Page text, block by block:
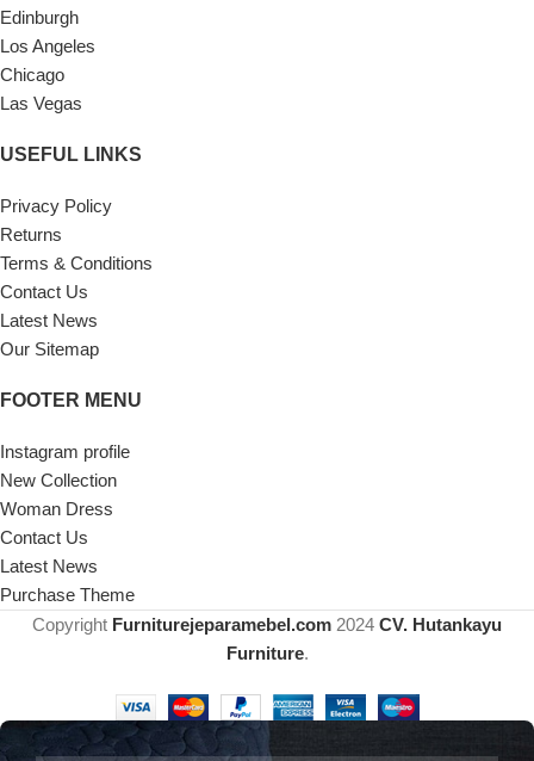
Edinburgh
Los Angeles
Chicago
Las Vegas
USEFUL LINKS
Privacy Policy
Returns
Terms & Conditions
Contact Us
Latest News
Our Sitemap
FOOTER MENU
Instagram profile
New Collection
Woman Dress
Contact Us
Latest News
Purchase Theme
Copyright Furniturejeparamebel.com 2024 CV. Hutankayu
Furniture.